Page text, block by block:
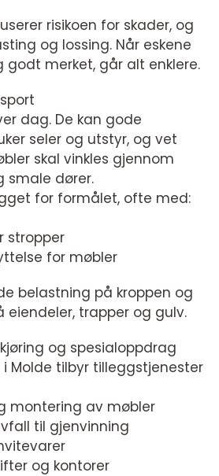
risikoen for skader, og
og lossing. Når eskene
godt merket, går alt enklere.
dag. De kan gode
seler og utstyr, og vet
skal vinkles gjennom
smale dører.
for formålet, ofte med:
stropper
for møbler
belastning på kroppen og
eiendeler, trapper og gulv.
og spesialoppdrag
Molde tilbyr tilleggstjenester
montering av møbler
til gjenvinning
og kontorer